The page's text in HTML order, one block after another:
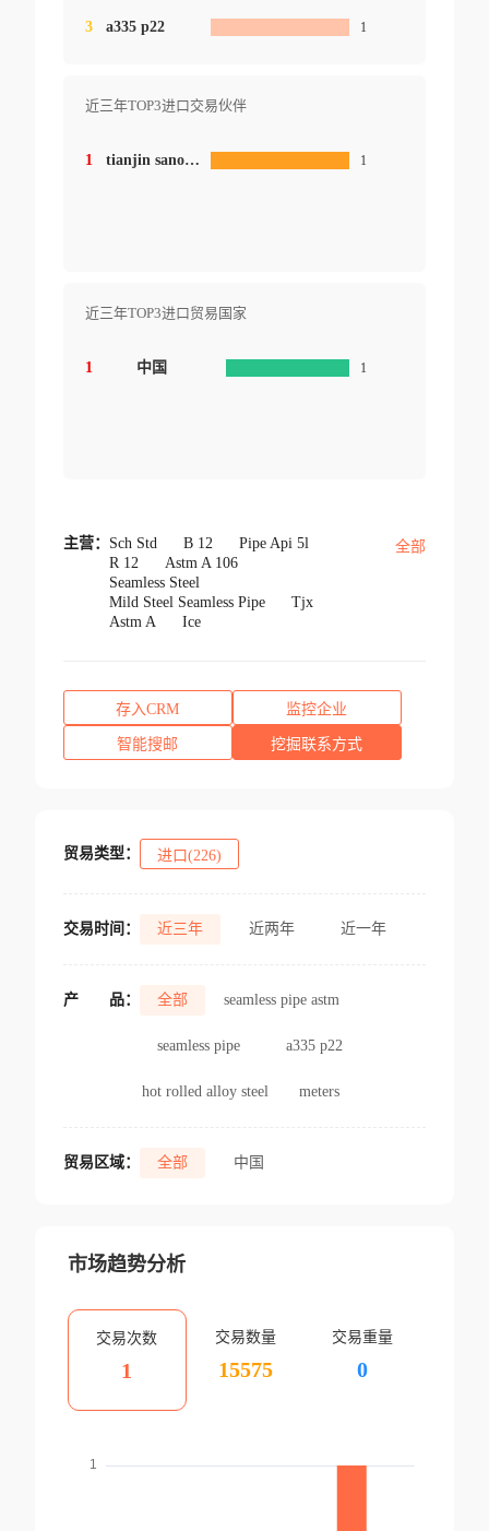
3 a335 p22 1
近三年TOP3进口交易伙伴
1 tianjin sanon steel pipe co ltd. 1
近三年TOP3进口贸易国家
1 中国 1
主营： Sch Std B 12
Pipe Api 5l
R 12
Astm A 106
Seamless Steel
Mild Steel Seamless Pipe
Tjx
Astm A
Ice
全部
存入CRM 监控企业
智能搜邮 挖掘联系方式
贸易类型： 进口(226)
交易时间： 近三年 近两年 近一年
产 品： 全部 seamless pipe astm
seamless pipe a335 p22
hot rolled alloy steel meters
贸易区域： 全部 中国
市场趋势分析
交易次数
1
交易数量
15575
交易重量
0